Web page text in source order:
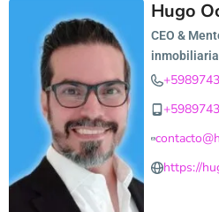
Hugo
CEO &
inmobiliaria
https://